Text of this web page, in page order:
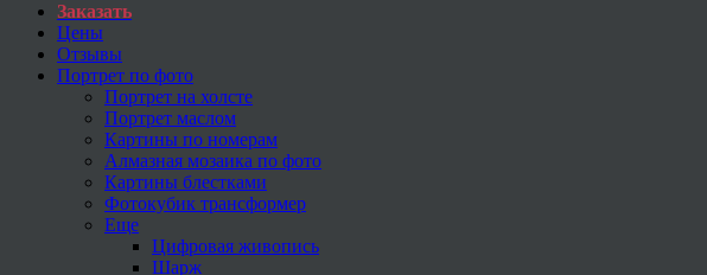
Заказать
Цены
Отзывы
Портрет по фото
Портрет на холсте
Портрет маслом
Картины по номерам
Алмазная мозаика по фото
Картины блестками
Фотокубик трансформер
Еще
Цифровая живопись
Шарж